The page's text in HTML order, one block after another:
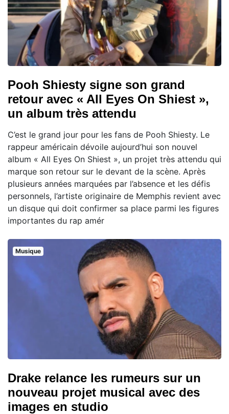
Pooh Shiesty signe son grand
retour avec « All Eyes On Shiest »,
un album très attendu
C’est le grand jour pour les fans de Pooh Shiesty. Le
rappeur américain dévoile aujourd’hui son nouvel
album « All Eyes On Shiest », un projet très attendu qui
marque son retour sur le devant de la scène. Après
plusieurs années marquées par l’absence et les défis
personnels, l’artiste originaire de Memphis revient avec
un disque qui doit confirmer sa place parmi les figures
importantes du rap amér
Musique
Drake relance les rumeurs sur un
nouveau projet musical avec des
images en studio